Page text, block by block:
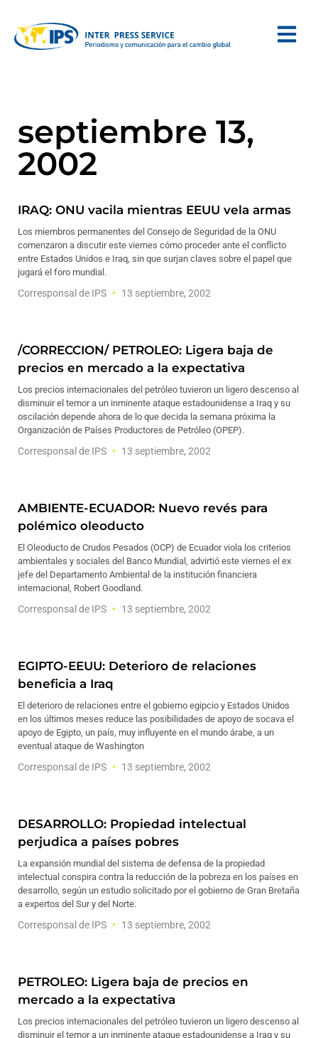
septiembre 13,
2002
IRAQ: ONU vacila mientras EEUU vela armas
Los miembros permanentes del Consejo de Seguridad de la ONU
comenzaron a discutir este viernes cómo proceder ante el conflicto
entre Estados Unidos e Iraq, sin que surjan claves sobre el papel que
jugará el foro mundial.
Corresponsal de IPS 13 septiembre, 2002
/CORRECCION/ PETROLEO: Ligera baja de
precios en mercado a la expectativa
Los precios internacionales del petróleo tuvieron un ligero descenso al
disminuir el temor a un inminente ataque estadounidense a Iraq y su
oscilación depende ahora de lo que decida la semana próxima la
Organización de Países Productores de Petróleo (OPEP).
Corresponsal de IPS 13 septiembre, 2002
AMBIENTE-ECUADOR: Nuevo revés para
polémico oleoducto
El Oleoducto de Crudos Pesados (OCP) de Ecuador viola los criterios
ambientales y sociales del Banco Mundial, advirtió este viernes el ex
jefe del Departamento Ambiental de la institución financiera
internacional, Robert Goodland.
Corresponsal de IPS 13 septiembre, 2002
EGIPTO-EEUU: Deterioro de relaciones
beneficia a Iraq
El deterioro de relaciones entre el gobierno egipcio y Estados Unidos
en los últimos meses reduce las posibilidades de apoyo de socava el
apoyo de Egipto, un país, muy influyente en el mundo árabe, a un
eventual ataque de Washington
Corresponsal de IPS 13 septiembre, 2002
DESARROLLO: Propiedad intelectual
perjudica a países pobres
La expansión mundial del sistema de defensa de la propiedad
intelectual conspira contra la reducción de la pobreza en los países en
desarrollo, según un estudio solicitado por el gobierno de Gran Bretaña
a expertos del Sur y del Norte.
Corresponsal de IPS 13 septiembre, 2002
PETROLEO: Ligera baja de precios en
mercado a la expectativa
Los precios internacionales del petróleo tuvieron un ligero descenso al
disminuir el temor a un inminente ataque estadounidense a Iraq y su